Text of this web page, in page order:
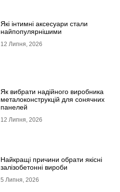
Які інтимні аксесуари стали
найпопулярнішими
12 Липня, 2026
Як вибрати надійного виробника
металоконструкцій для сонячних
панелей
12 Липня, 2026
Найкращі причини обрати якісні
залізобетонні вироби
5 Липня, 2026